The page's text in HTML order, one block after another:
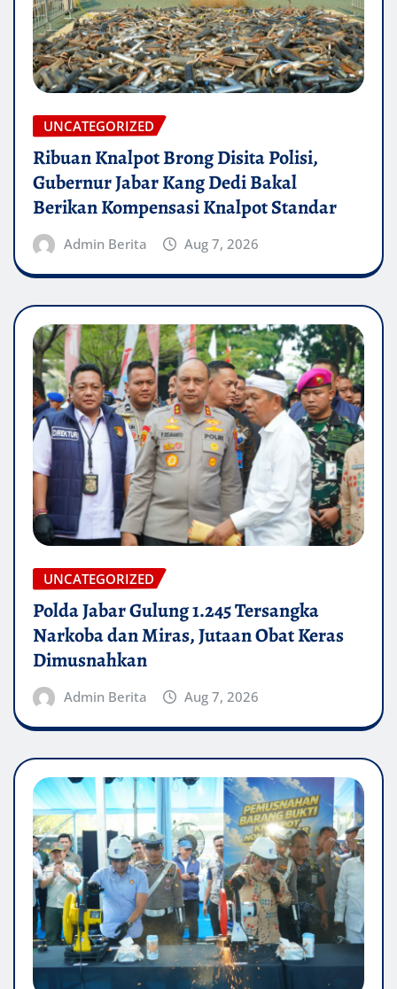
UNCATEGORIZED
Ribuan Knalpot Brong Disita Polisi,
Gubernur Jabar Kang Dedi Bakal
Berikan Kompensasi Knalpot Standar
Admin Berita Aug 7, 2026
UNCATEGORIZED
Polda Jabar Gulung 1.245 Tersangka
Narkoba dan Miras, Jutaan Obat Keras
Dimusnahkan
Admin Berita Aug 7, 2026